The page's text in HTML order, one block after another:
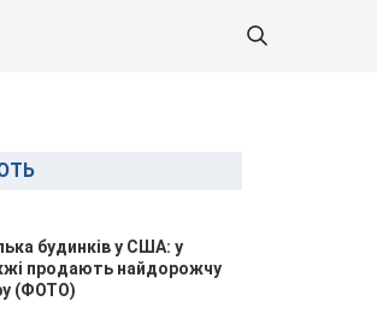
будинків у США: у
продають найдорожчу
(ФОТО)